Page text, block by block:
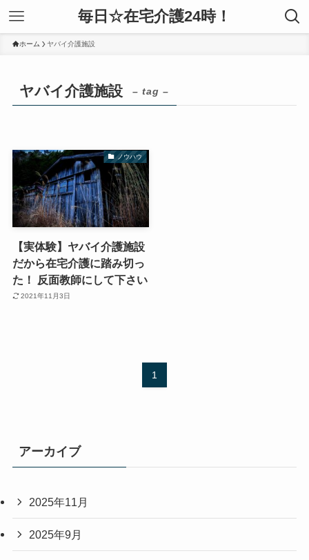
毎日☆在宅介護24時！
ホーム ヤバイ介護施設
ヤバイ介護施設 – tag –
ノウハウ
【実体験】ヤバイ介護施設
だから在宅介護に踏み切っ
た！ 反面教師にして下さい
2021年11月3日
1
アーカイブ
2025年11月
2025年9月